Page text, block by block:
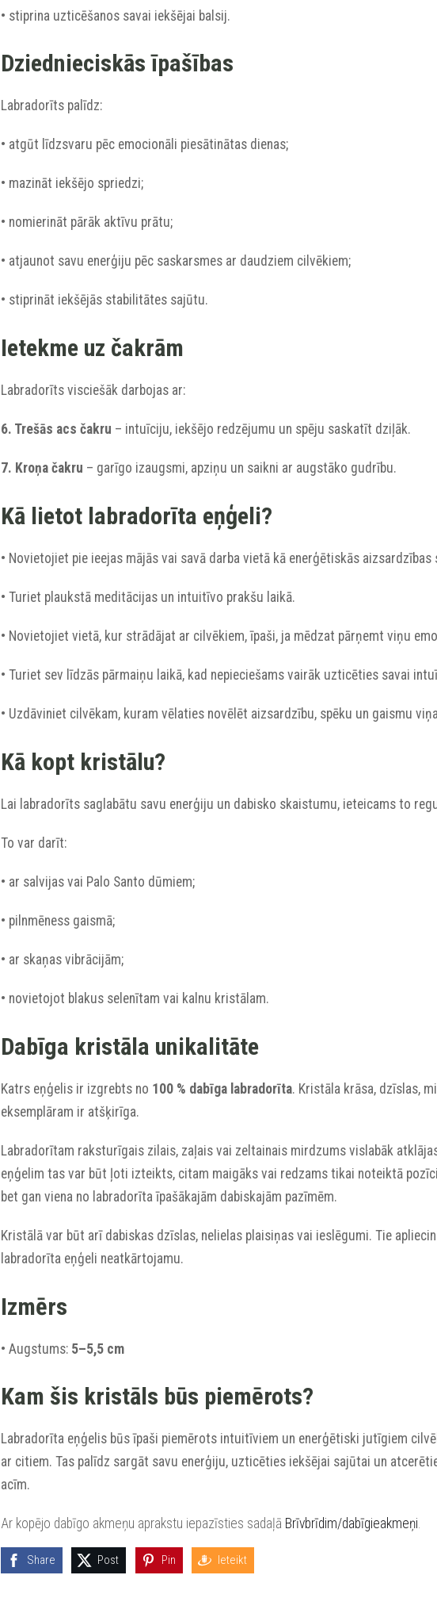
• stiprina uzticēšanos savai iekšējai balsij.
Dziednieciskās īpašības
Labradorīts palīdz:
• atgūt līdzsvaru pēc emocionāli piesātinātas dienas;
• mazināt iekšējo spriedzi;
• nomierināt pārāk aktīvu prātu;
• atjaunot savu enerģiju pēc saskarsmes ar daudziem cilvēkiem;
• stiprināt iekšējās stabilitātes sajūtu.
Ietekme uz čakrām
Labradorīts visciešāk darbojas ar:
6. Trešās acs čakru – intuīciju, iekšējo redzējumu un spēju saskatīt dziļāk.
7. Kroņa čakru – garīgo izaugsmi, apziņu un saikni ar augstāko gudrību.
Kā lietot labradorīta eņģeli?
• Novietojiet pie ieejas mājās vai savā darba vietā kā enerģētiskās aizsardzības
• Turiet plaukstā meditācijas un intuitīvo prakšu laikā.
• Novietojiet vietā, kur strādājat ar cilvēkiem, īpaši, ja mēdzat pārņemt viņu
• Turiet sev līdzās pārmaiņu laikā, kad nepieciešams vairāk uzticēties savai
• Uzdāviniet cilvēkam, kuram vēlaties novēlēt aizsardzību, spēku un gaismu
Kā kopt kristālu?
Lai labradorīts saglabātu savu enerģiju un dabisko skaistumu, ieteicams to
To var darīt:
• ar salvijas vai Palo Santo dūmiem;
• pilnmēness gaismā;
• ar skaņas vibrācijām;
• novietojot blakus selenītam vai kalnu kristālam.
Dabīga kristāla unikalitāte
Katrs eņģelis ir izgrebts no 100 % dabīga labradorīta. Kristāla krāsa, dzīslas,
eksemplāram ir atšķirīga.
Labradorītam raksturīgais zilais, zaļais vai zeltainais mirdzums vislabāk
eņģelim tas var būt ļoti izteikts, citam maigāks vai redzams tikai noteiktā
bet gan viena no labradorīta īpašākajām dabiskajām pazīmēm.
Kristālā var būt arī dabiskas dzīslas, nelielas plaisiņas vai ieslēgumi. Tie
labradorīta eņģeli neatkārtojamu.
Izmērs
• Augstums: 5–5,5 cm
Kam šis kristāls būs piemērots?
Labradorīta eņģelis būs īpaši piemērots intuitīviem un enerģētiski jutīgiem
ar citiem. Tas palīdz sargāt savu enerģiju, uzticēties iekšējai sajūtai un
acīm.
Ar kopējo dabīgo akmeņu aprakstu iepazīsties sadaļā Brīvbrīdim/dabīgieakmeņi.
Share Post Pin Ieteikt